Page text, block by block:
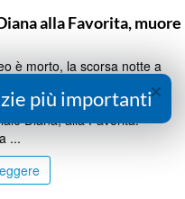
alla Favorita, muore
è morto, la scorsa notte a
preferite su Google
intorno alle 3, sarebbe
Diana, alla Favorita.
...
×
più importanti